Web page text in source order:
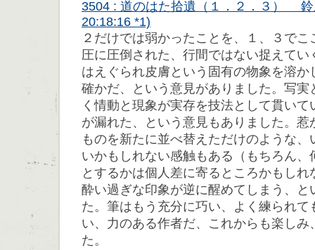
3504 : 道のはた拾遺（１．２．３）
20:18:16 *1)
２だけでは弱かったことを、１、３で
圧に圧倒された、行間ではない捉えてい
はえぐられ皮膚という固有の物象を溶か
確かだ、という意見がありました。写実
く情動と現象が実存を技法として貫い
が漏れた、という意見もありました。惹
ものを新たに並べ替えただけのような
いかもしれない感触もある（もちろん、
とするかは個人差に寄るところかもし
酔い過ぎな印象が逆に醒めてしまう、と
た。筆はもう充分に巧い、よく練られて
い、力のある作者だ、これからも楽しみ
た。